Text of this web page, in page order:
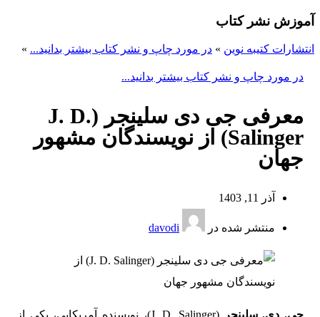
آموزش نشر کتاب
انتشارات کتیبه نوین » در مورد چاپ و نشر کتاب بیشتر بدانید... »
در مورد چاپ و نشر کتاب بیشتر بدانید...
معرفی جی دی سلینجر (J. D.
Salinger) از نویسندگان مشهور
جهان
آذر 11, 1403
منتشر شده در davodi
جی. دی. سلینجر
(J. D. Salinger)، نویسنده آمریکایی، یکی از